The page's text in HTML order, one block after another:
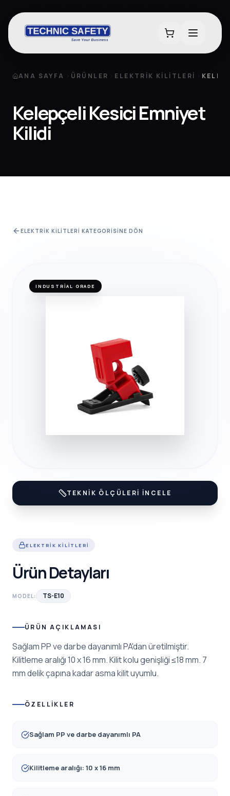
ANA SAYFA ÜRÜNLER ELEKTRIK KILITLERI
Kelepçeli Kesici Emniyet
Kilidi
ELEKTRIK KILITLERI KATEGORISINE DÖN
INDUSTRIAL GRADE
TEKNIK ÖLÇÜLERI İNCELE
ELEKTRIK KILITLERI
Ürün Detayları
MODEL: TS-E10
ÜRÜN AÇIKLAMASI
Sağlam PP ve darbe dayanımlı PA'dan üretilmiştir.
Kilitleme aralığı 10 x 16 mm. Kilit kolu genişliği ≤18 mm. 7
mm delik çapına kadar asma kilit uyumlu.
ÖZELLIKLER
Sağlam PP ve darbe dayanımlı PA
Kilitleme aralığı: 10 x 16 mm